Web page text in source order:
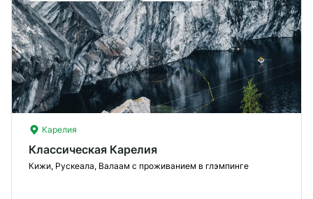
Карелия
Классическая Карелия
Кижи, Рускеала, Валаам с проживанием в глэмпинге